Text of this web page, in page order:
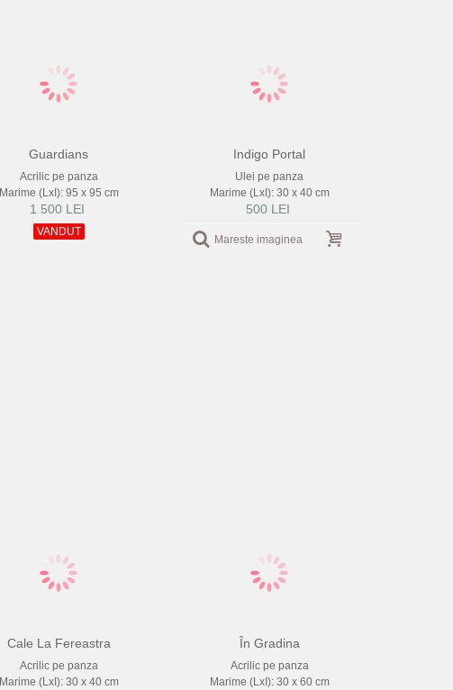
Guardians
Acrilic pe panza
Marime (LxI): 95 x 95 cm
1 500 LEI
VANDUT
Indigo Portal
Ulei pe panza
Marime (LxI): 30 x 40 cm
500 LEI
Mareste imaginea
Cale La Fereastra
Acrilic pe panza
Marime (LxI): 30 x 40 cm
În Gradina
Acrilic pe panza
Marime (LxI): 30 x 60 cm